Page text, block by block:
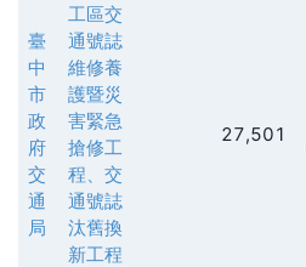
臺
中
市
政
府
交
通
局
工區交
通號誌
維修養
護暨災
害緊急
搶修工
程、交
通號誌
汰舊換
新工程
27,501